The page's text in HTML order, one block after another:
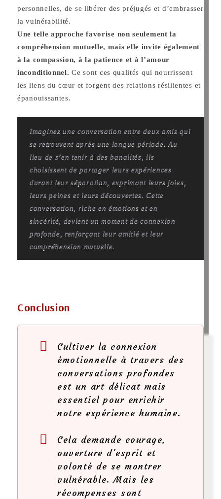
personnelles, de se libérer des préjugés et d’embrasser
la vulnérabilité.
Une telle approche favorise non seulement la
compréhension mutuelle, mais elle invite également
à la compassion, à la patience et à l’amour
inconditionnel. Ce sont ces qualités qui nourrissent
les liens du cœur et forgent des relations résilientes et
épanouissantes.
Imaginez une conversation entre deux amis qui
se retrouvent après une longue période. Au
lieu de s’en tenir à des banalités, ils
choisissent de partager leurs expériences
durant leur séparation, exprimant leurs joies,
leurs peines et leurs découvertes. Cette
conversation, riche en émotions et en
sincérité, devient un moment de connexion
profonde, renforçant leur amitié et leur
compréhension mutuelle.
Conclusion
Cultiver la connexion
émotionnelle à travers des
conversations profondes
est un art délicat mais
essentiel pour enrichir
notre expérience humaine.
Cela demande courage,
ouverture d’esprit et
volonté de se montrer
vulnérable. Mais les
récompenses sont